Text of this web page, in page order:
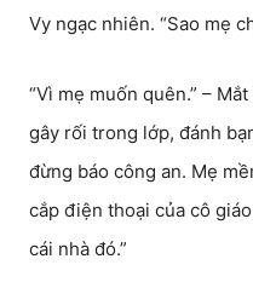
Vy ngạc nhiên. “Sao mẹ
“Vì mẹ muốn quên.” –
gây rối trong lớp, đánh
đừng báo công an. Mẹ
cắp điện thoại của cô
cái nhà đó.”